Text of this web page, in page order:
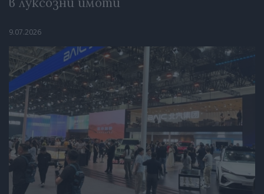
9.07.2026